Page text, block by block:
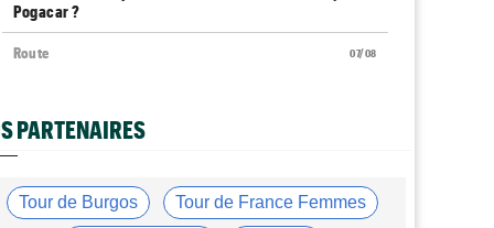
Pogacar ?
07/08
Route
Transfert
Soudal Quick-Step a recruté un talentueux sprinteur
07/08
Tour d'Espagne
PARTENAIRES
Tour de Burgos Tour de France Femmes